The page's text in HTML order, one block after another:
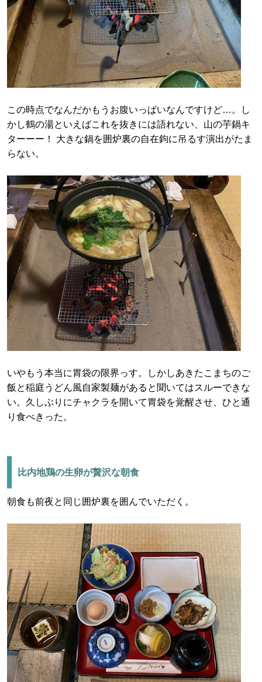
この時点でなんだかもうお腹いっぱいなんですけど…。し
かし鶴の湯といえばこれを抜きには語れない、山の芋鍋キ
ターーー！ 大きな鍋を囲炉裏の自在鉤に吊るす演出がたま
らない。
いやもう本当に胃袋の限界っす。しかしあきたこまちのご
飯と稲庭うどん風自家製麺があると聞いてはスルーできな
い。久しぶりにチャクラを開いて胃袋を覚醒させ、ひと通
り食べきった。
比内地鶏の生卵が贅沢な朝食
朝食も前夜と同じ囲炉裏を囲んでいただく。